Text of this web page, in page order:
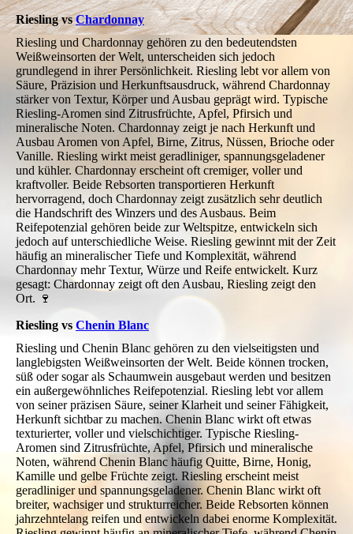
Riesling vsChardonnay
Riesling und Chardonnay gehören zu den bedeutendsten
Weißweinsorten der Welt, unterscheiden sich jedoch
grundlegend in ihrer Persönlichkeit. Riesling lebt vor allem von
Säure, Präzision und Herkunftsausdruck, während Chardonnay
stärker von Textur, Körper und Ausbau geprägt wird. Typische
Riesling-Aromen sind Zitrusfrüchte, Apfel, Pfirsich und
mineralische Noten. Chardonnay zeigt je nach Herkunft und
Ausbau Aromen von Apfel, Birne, Zitrus, Nüssen, Brioche oder
Vanille. Riesling wirkt meist geradliniger, spannungsgeladener
und kühler. Chardonnay erscheint oft cremiger, voller und
kraftvoller. Beide Rebsorten transportieren Herkunft
hervorragend, doch Chardonnay zeigt zusätzlich sehr deutlich
die Handschrift des Winzers und des Ausbaus. Beim
Reifepotenzial gehören beide zur Weltspitze, entwickeln sich
jedoch auf unterschiedliche Weise. Riesling gewinnt mit der Zeit
häufig an mineralischer Tiefe und Komplexität, während
Chardonnay mehr Textur, Würze und Reife entwickelt. Kurz
gesagt: Chardonnay zeigt oft den Ausbau, Riesling zeigt den
Ort. 🍷
Riesling vs Chenin Blanc
Riesling und Chenin Blanc gehören zu den vielseitigsten und
langlebigsten Weißweinsorten der Welt. Beide können trocken,
süß oder sogar als Schaumwein ausgebaut werden und besitzen
ein außergewöhnliches Reifepotenzial. Riesling lebt vor allem
von seiner präzisen Säure, seiner Klarheit und seiner Fähigkeit,
Herkunft sichtbar zu machen. Chenin Blanc wirkt oft etwas
texturierter, voller und vielschichtiger. Typische Riesling-
Aromen sind Zitrusfrüchte, Apfel, Pfirsich und mineralische
Noten, während Chenin Blanc häufig Quitte, Birne, Honig,
Kamille und gelbe Früchte zeigt. Riesling erscheint meist
geradliniger und spannungsgeladener. Chenin Blanc wirkt oft
breiter, wachsiger und strukturreicher. Beide Rebsorten können
jahrzehntelang reifen und entwickeln dabei enorme Komplexität.